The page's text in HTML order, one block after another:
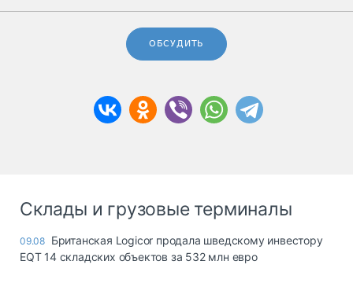
ОБСУДИТЬ
Склады и грузовые терминалы
09.08 Британская Logicor продала шведскому инвестору
EQT 14 складских объектов за 532 млн евро